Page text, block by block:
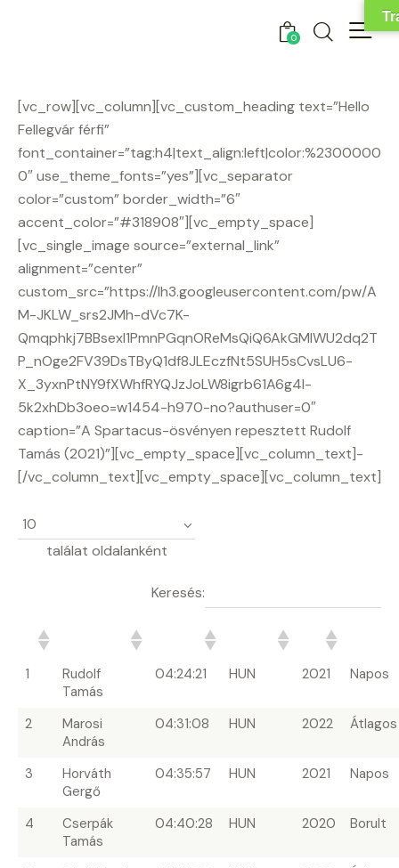
0
[vc_row][vc_column][vc_custom_heading text=”Hello
Fellegvár férfi”
font_container=”tag:h4|text_align:left|color:%2300000
0″ use_theme_fonts=”yes”][vc_separator
color=”custom” border_width=”6″
accent_color=”#318908″][vc_empty_space]
[vc_single_image source=”external_link”
alignment=”center”
custom_src=”https://lh3.googleusercontent.com/pw/A
M-JKLW_srs2JMh-dVc7K-
Qmqphkj7BBsexI1PmnPGqnOReMsQiQ6AkGMlWU2dq2T
P_nOge2FV39DsTByQ1df8JLEczfNt5SUH5sCvsLU6-
X_3yxnPtNY9fXWhfRYQJzJoLW8igrb61A6g4l-
5k2xhDb3oeo=w1454-h970-no?authuser=0″
caption=”A Spartacus-ösvényen repesztett Rudolf
Tamás (2021)”][vc_empty_space][vc_column_text]-
[/vc_column_text][vc_empty_space][vc_column_text]
találat oldalanként
Keresés:
1
Rudolf
Tamás
04:24:21 HUN 2021 Napos
2
Marosi
András
04:31:08 HUN 2022 Átlagos
3
Horváth
Gergő
04:35:57 HUN 2021 Napos
4
Cserpák
Tamás
04:40:28 HUN 2020 Borult